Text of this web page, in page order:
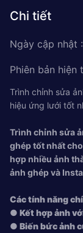
Chi tiết
Ngày cập nhật :
Phiên bản hiện
Trình chỉnh sửa
hiệu ứng lưới tốt
Trình chỉnh sửa
ghép tốt nhất
hợp nhiều ảnh
ảnh ghép và
Các tính năng
● Kết hợp ảnh
● Biến bức ảnh